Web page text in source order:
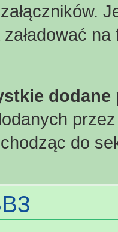
załadować
dodane
do